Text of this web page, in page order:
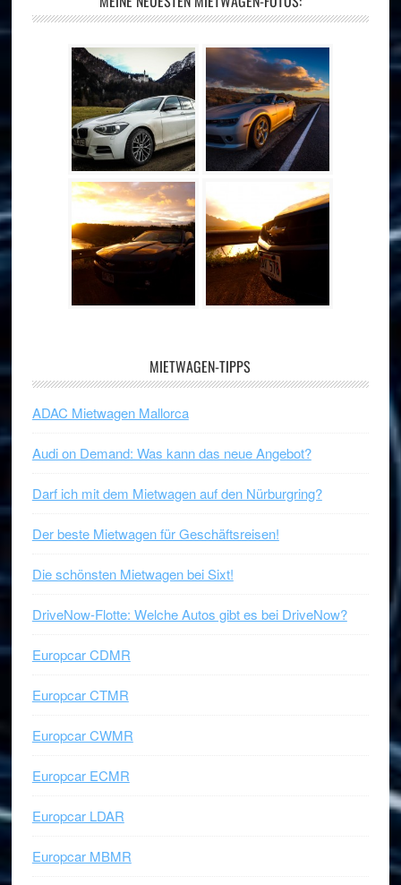
MIETWAGEN-TIPPS
ADAC Mietwagen Mallorca
Audi on Demand: Was kann das neue Angebot?
Darf ich mit dem Mietwagen auf den Nürburgring?
Der beste Mietwagen für Geschäftsreisen!
Die schönsten Mietwagen bei Sixt!
DriveNow-Flotte: Welche Autos gibt es bei DriveNow?
Europcar CDMR
Europcar CTMR
Europcar CWMR
Europcar ECMR
Europcar LDAR
Europcar MBMR